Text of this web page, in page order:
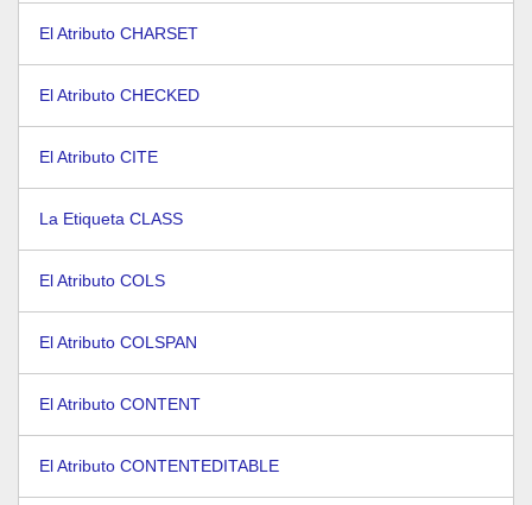
El Atributo CHARSET
El Atributo CHECKED
El Atributo CITE
La Etiqueta CLASS
El Atributo COLS
El Atributo COLSPAN
El Atributo CONTENT
El Atributo CONTENTEDITABLE